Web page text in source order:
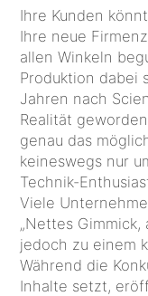
Ihre Kunden
Ihre neue
allen Winkeln
Produktion dabei
Jahren nach
Realität
genau das möglich und dabei handelt es
keineswegs nur
Technik-
Viele
„Nettes
jedoch zu einem
Während die
Inhalte setzt,